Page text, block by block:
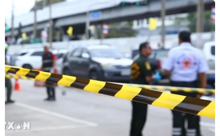
Cai
07/08/2026 02:37
Nhanh chóng hoàn thiện dự
án kết nối vùng, sân bay Long Thành
06/08/2026 15:07
Sẽ thi công đồng loạt Dự án cao tốc